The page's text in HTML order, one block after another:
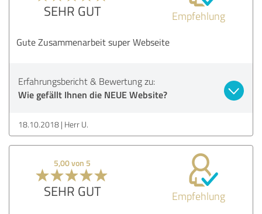
SEHR GUT Empfehlung
Gute Zusammenarbeit super Webseite
Erfahrungsbericht & Bewertung zu:
Wie gefällt Ihnen die NEUE Website?
18.10.2018 Herr U.
5,00 von 5
SEHR GUT Empfehlung